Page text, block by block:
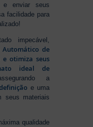
e enviar seus
facilidade para
impecável,
Automático de
e otimiza seus
ideal de
a
e uma
seus materiais
qualidade